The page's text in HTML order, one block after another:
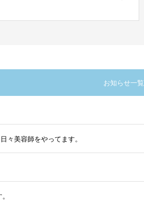
お知らせ一覧
々美容師をやってます。